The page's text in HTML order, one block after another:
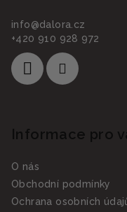
info@dalora.cz
+420 910 928 972
Informace pro
O nás
Obchodní podmínky
Ochrana osobních